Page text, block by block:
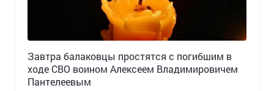
Завтра балаковцы простятся с погибшим в
ходе СВО воином Алексеем Владимировичем
Пантелеевым